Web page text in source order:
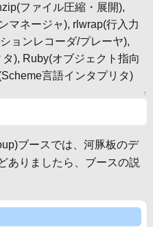
ファイル圧縮・展開),
マネージャ), rlwrap(行入力
ョンレコーダ/プレーヤ),
), Ruby(オブジェクト指向
言語インタプリタ)
↑
ブースでは、河豚板のデ
ありましたら、ブースの説